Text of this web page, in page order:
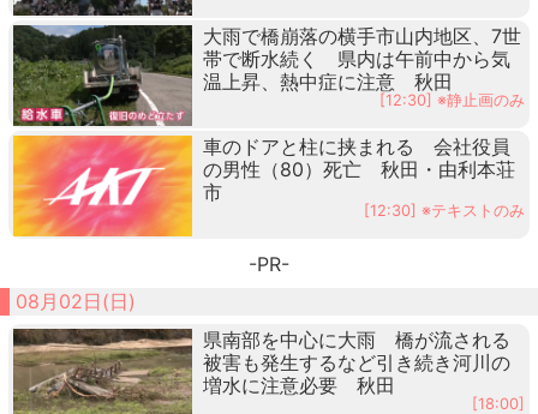
大雨で橋崩落の横手市山内地区、7世
帯で断水続く 県内は午前中から気
温上昇、熱中症に注意 秋田
[12:30] ※静止画のみ
車のドアと柱に挟まれる 会社役員
の男性（80）死亡 秋田・由利本荘
市
[12:30] ※テキストのみ
-PR-
08月02日(日)
県南部を中心に大雨 橋が流される
被害も発生するなど引き続き河川の
増水に注意必要 秋田
[18:00]